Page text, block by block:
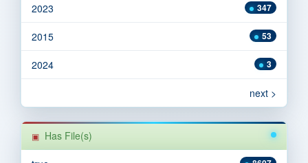
347
2023
53
2015
3
2024
next >
Has File(s)